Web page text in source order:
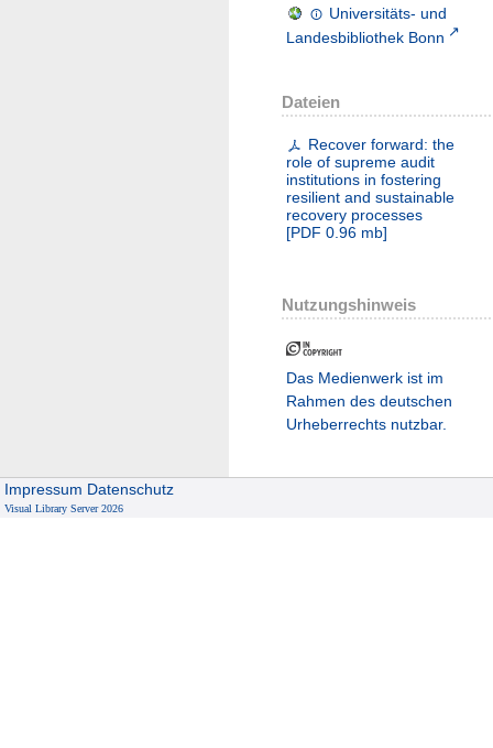
Universitäts- und
Landesbibliothek Bonn
Dateien
Recover forward: the
role of supreme audit
institutions in fostering
resilient and sustainable
recovery processes
[PDF 0.96 mb]
Nutzungshinweis
Das Medienwerk ist im
Rahmen des deutschen
Urheberrechts nutzbar.
Impressum Datenschutz
Visual Library Server 2026